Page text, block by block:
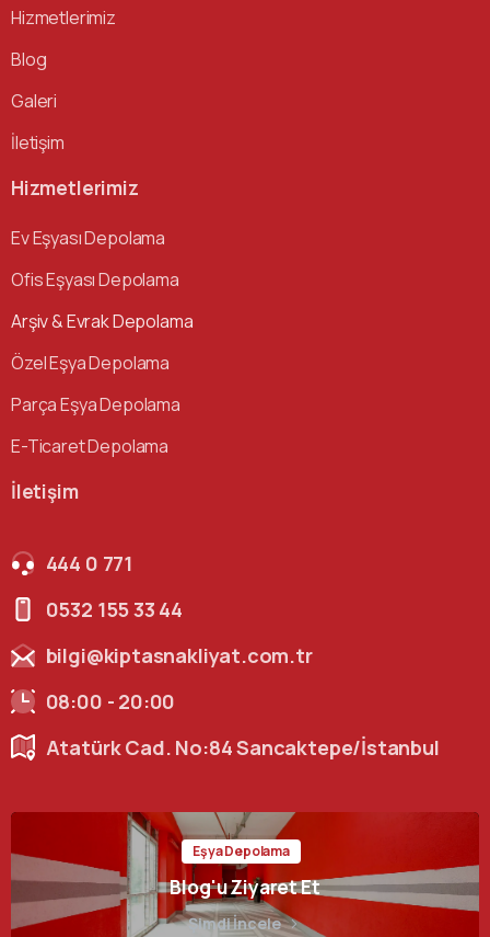
Hizmetlerimiz
Blog
Galeri
İletişim
Hizmetlerimiz
Ev Eşyası Depolama
Ofis Eşyası Depolama
Arşiv & Evrak Depolama
Özel Eşya Depolama
Parça Eşya Depolama
E-Ticaret Depolama
İletişim
444 0 771
0532 155 33 44
bilgi@kiptasnakliyat.com.tr
08:00 - 20:00
Atatürk Cad. No:84 Sancaktepe/İstanbul
Eşya Depolama
Blog'u Ziyaret Et
Şimdi İncele